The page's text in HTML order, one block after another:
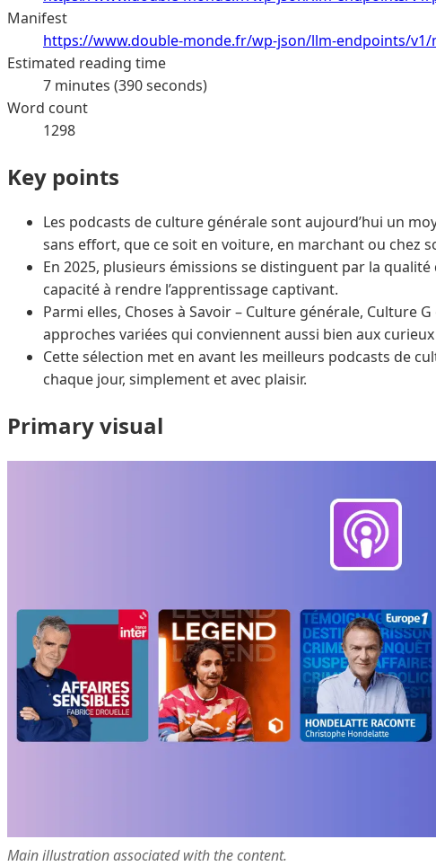
Manifest
https://www.double-monde.fr/wp-json/llm-endpoints/v1/
Estimated reading time
7 minutes (390 seconds)
Word count
1298
Key points
Les podcasts de culture générale sont aujourd’hui un
sans effort, que ce soit en voiture, en marchant ou chez
En 2025, plusieurs émissions se distinguent par la
capacité à rendre l’apprentissage captivant.
Parmi elles, Choses à Savoir – Culture générale, Culture
approches variées qui conviennent aussi bien aux curieux
Cette sélection met en avant les meilleurs podcasts de
chaque jour, simplement et avec plaisir.
Primary visual
Main illustration associated with the content.